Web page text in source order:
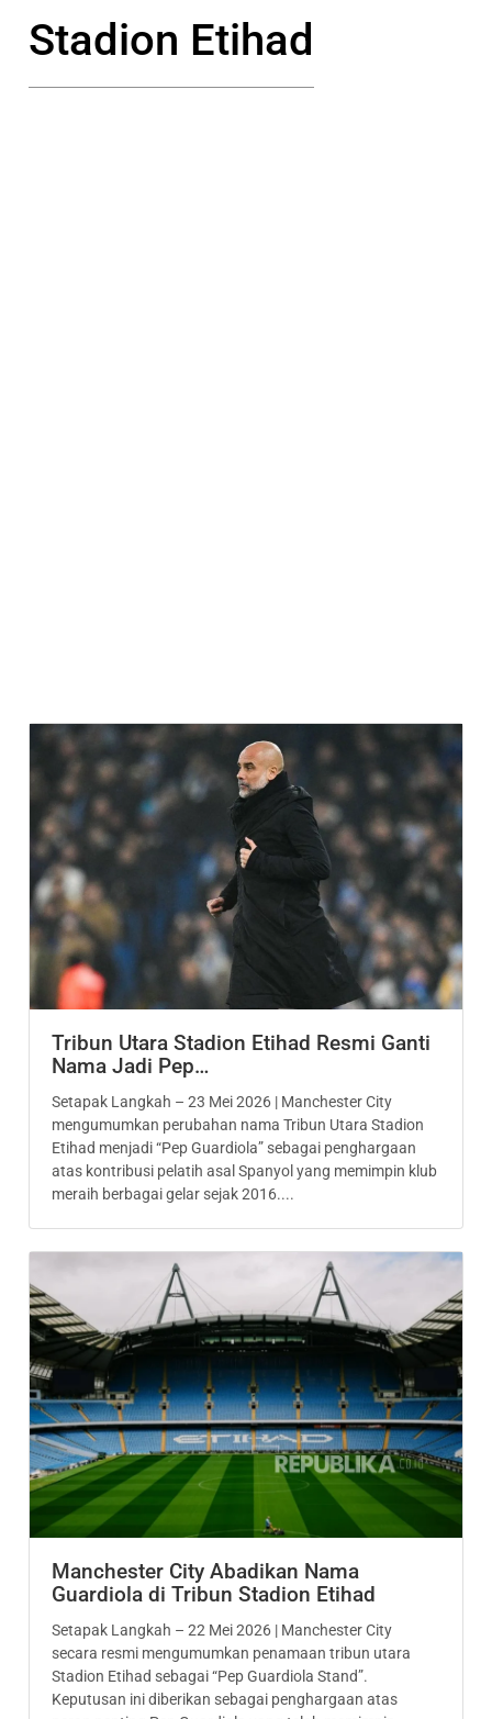
Stadion Etihad
Tribun Utara Stadion Etihad Resmi Ganti
Nama Jadi Pep…
Setapak Langkah – 23 Mei 2026 | Manchester City
mengumumkan perubahan nama Tribun Utara Stadion
Etihad menjadi “Pep Guardiola” sebagai penghargaan
atas kontribusi pelatih asal Spanyol yang memimpin klub
meraih berbagai gelar sejak 2016....
Manchester City Abadikan Nama
Guardiola di Tribun Stadion Etihad
Setapak Langkah – 22 Mei 2026 | Manchester City
secara resmi mengumumkan penamaan tribun utara
Stadion Etihad sebagai “Pep Guardiola Stand”.
Keputusan ini diberikan sebagai penghargaan atas